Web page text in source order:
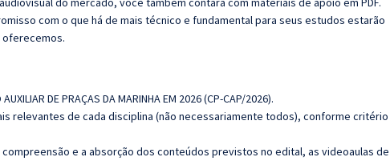
com o que há de mais técnico e fundamental para seus estudos estarão
oferecemos.
DE PRAÇAS DA MARINHA EM 2026 (CP-CAP/2026).
relevantes de cada disciplina (não necessariamente todos), conforme critério
e a absorção dos conteúdos previstos no edital, as videoaulas de